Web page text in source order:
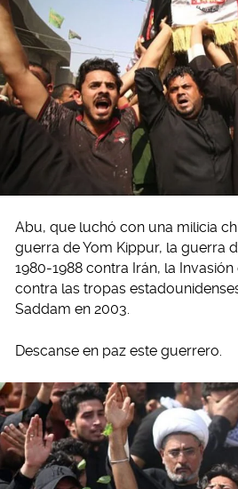
Abu, que luchó con una milicia
guerra de Yom Kippur, la guerra
1980-1988 contra Irán, la
contra las tropas
Saddam en 2003.
Descanse en paz este guerrero.